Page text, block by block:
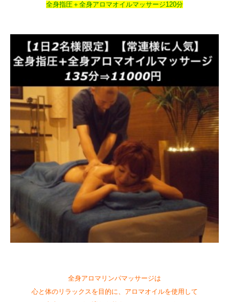
全身指圧＋全身アロマオイルマッサージ120分
全身アロマリンパマッサージは
心と体のリラックスを目的に、アロマオイルを使用して